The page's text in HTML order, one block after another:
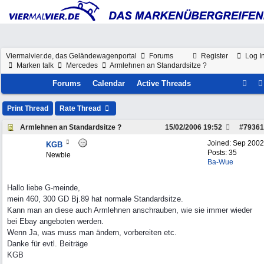
Register Log
Viermalvier.de, das Geländewagenportal
Forums
Marken talk
Mercedes Armlehnen an Standardsitze ?
Forums Calendar Active Threads
Print Thread Rate Thread
Armlehnen an Standardsitze ? #79361
15/02/2006 19:52
Joined: Sep 2002
Posts: 35
Ba-Wue
KGB
Newbie
Hallo liebe G-meinde,
mein 460, 300 GD Bj.89 hat normale Standardsitze.
Kann man an diese auch Armlehnen anschrauben, wie sie immer wieder
bei Ebay angeboten werden.
Wenn Ja, was muss man ändern, vorbereiten etc.
Danke für evtl. Beiträge
KGB